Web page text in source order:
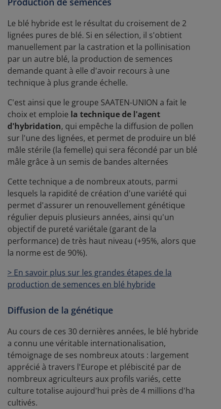
Le blé hybride est le résultat du croisement de 2
lignées pures de blé. Si en sélection, il s'obtient
manuellement par la castration et la pollinisation
par un autre blé, la production de semences
demande quant à elle d'avoir recours à une
technique à plus grande échelle.
C'est ainsi que le groupe SAATEN-UNION a fait le
choix et emploie la technique de l'agent
d'hybridation, qui empêche la diffusion de pollen
sur l'une des lignées, et permet de produire un blé
mâle stérile (la femelle) qui sera fécondé par un blé
mâle grâce à un semis de bandes alternées
Cette technique a de nombreux atouts, parmi
lesquels la rapidité de création d'une variété qui
permet d'assurer un renouvellement génétique
régulier depuis plusieurs années, ainsi qu'un
objectif de pureté variétale (garant de la
performance) de très haut niveau (+95%, alors que
la norme est de 90%).
> En savoir plus sur les grandes étapes de la
production de semences en blé hybride
Diffusion de la génétique
Au cours de ces 30 dernières années, le blé hybride
a connu une véritable internationalisation,
témoignage de ses nombreux atouts : largement
apprécié à travers l'Europe et plébiscité par de
nombreux agriculteurs aux profils variés, cette
culture totalise aujourd'hui près de 4 millions d'ha
cultivés.